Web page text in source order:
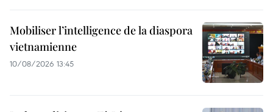
Mobiliser l’intelligence de la diaspora
vietnamienne
10/08/2026 13:45